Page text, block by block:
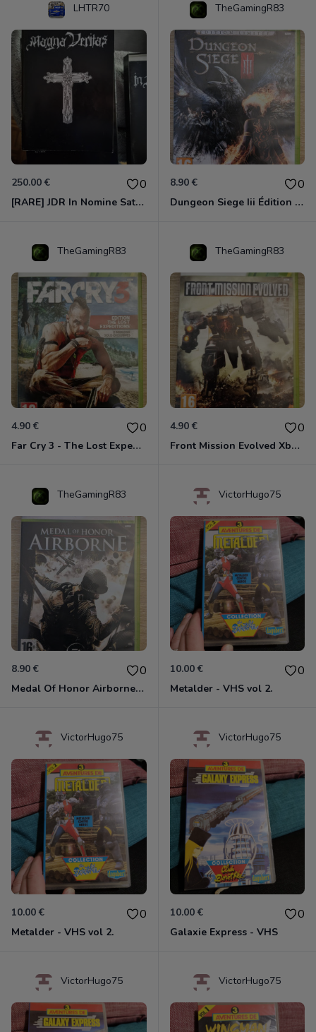
LHTR70
250.00 € 0
[RARE] JDR In Nomine Satanis / Magna Veritas – 1ère Édition BOÎTE (DOS BLANC, 1989) - CROC / Siroz
TheGamingR83
8.90 € 0
Dungeon Siege Iii Édition Limitée - Vf Intégrale Xbox 360
TheGamingR83
4.90 € 0
Far Cry 3 - The Lost Expeditions - Edition Spéciale Xbox 360
TheGamingR83
4.90 € 0
Front Mission Evolved Xbox 360
TheGamingR83
8.90 € 0
Medal Of Honor Airborne Xbox 360
VictorHugo75
10.00 € 0
Metalder - VHS vol 2.
VictorHugo75
10.00 € 0
Metalder - VHS vol 2.
VictorHugo75
10.00 € 0
Galaxie Express - VHS
VictorHugo75 VictorHugo75